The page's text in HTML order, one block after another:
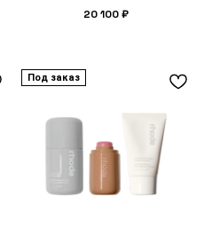
20 100₽
Под заказ